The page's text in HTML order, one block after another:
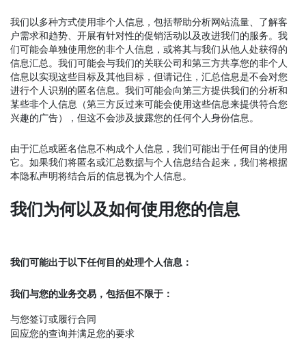
我们以多种方式使用非个人信息，包括帮助分析网站流量、了解客
户需求和趋势、开展有针对性的促销活动以及改进我们的服务。我
们可能会单独使用您的非个人信息，或将其与我们从他人处获得的
信息汇总。我们可能会与我们的关联公司和第三方共享您的非个人
信息以实现这些目标及其他目标，但请记住，汇总信息是不会对您
进行个人识别的匿名信息。我们可能会向第三方提供我们的分析和
某些非个人信息（第三方反过来可能会使用这些信息来提供符合您
兴趣的广告），但这不会涉及披露您的任何个人身份信息。
由于汇总或匿名信息不构成个人信息，我们可能出于任何目的使用
它。如果我们将匿名或汇总数据与个人信息结合起来，我们将根据
本隐私声明将结合后的信息视为个人信息。
我们为何以及如何使用您的信息
我们可能出于以下任何目的处理个人信息：
我们与您的业务交易，包括但不限于：
与您签订或履行合同
回应您的查询并满足您的要求